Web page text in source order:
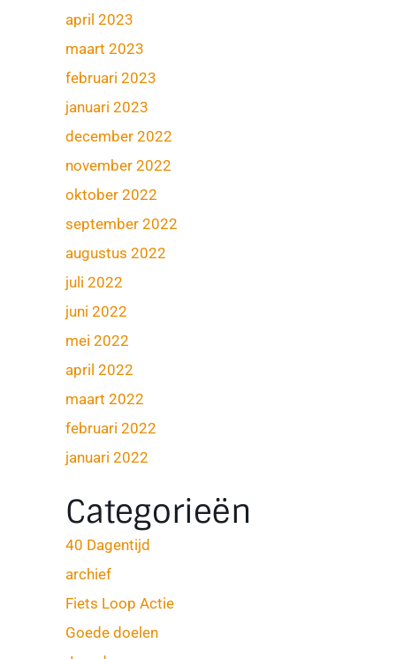
april 2023
maart 2023
februari 2023
januari 2023
december 2022
november 2022
oktober 2022
september 2022
augustus 2022
juli 2022
juni 2022
mei 2022
april 2022
maart 2022
februari 2022
januari 2022
Categorieën
40 Dagentijd
archief
Fiets Loop Actie
Goede doelen